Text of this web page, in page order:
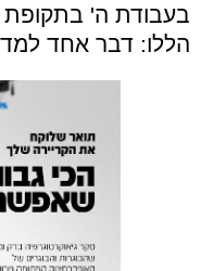
בעבודת ה' בתקופת
הללו: דבר אחד